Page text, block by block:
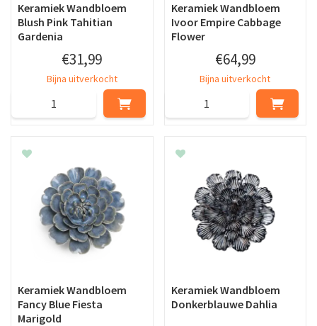
Keramiek Wandbloem
Blush Pink Tahitian
Gardenia
€31,99
Bijna uitverkocht
Keramiek Wandbloem
Ivoor Empire Cabbage
Flower
€64,99
Bijna uitverkocht
Keramiek Wandbloem
Fancy Blue Fiesta
Marigold
Keramiek Wandbloem
Donkerblauwe Dahlia